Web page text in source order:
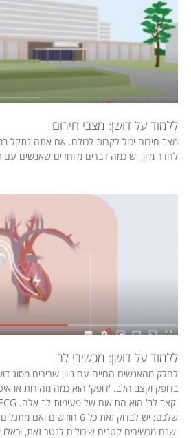
ללמוד על דושן: מצבי חירום
מצב חירום יכול לקרות לכולם. אם אתה נתקל
לחדר מיון, יש כמה דברים מיוחדים שאנשים עם
ללמוד על דושן: מכשירי לב
לחלק מהאנשים החיים עם ניוון שרירים מסוג
בדופק וקצב הלב. 'דופק' הוא כמה מהירות או
שלכם; יש לבדוק זאת כל 6
ישנם מכשירים קטנים שיכולים לנטר זאת,